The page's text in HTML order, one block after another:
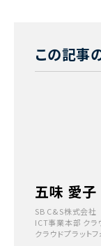
この記事
五味 愛子
SB C&S株式会社
ICT事業本部 クラ
クラウドプラッ